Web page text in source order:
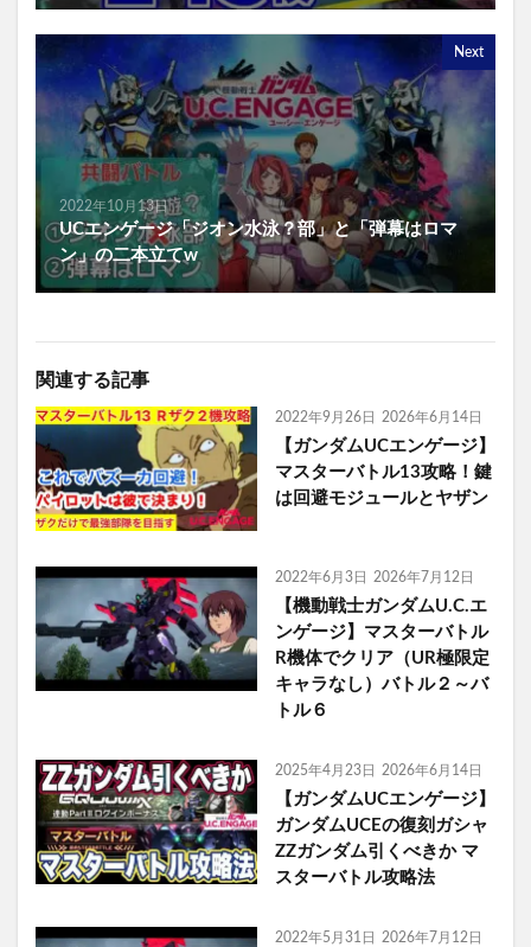
Next
2022年10月13日
UCエンゲージ「ジオン水泳？部」と「弾幕はロマ
ン」の二本立てw
関連する記事
2022年9月26日 2026年6月14日
【ガンダムUCエンゲージ】
マスターバトル13攻略！鍵
は回避モジュールとヤザン
2022年6月3日 2026年7月12日
【機動戦士ガンダムU.C.エ
ンゲージ】マスターバトル
R機体でクリア（UR極限定
キャラなし）バトル２～バ
トル６
2025年4月23日 2026年6月14日
【ガンダムUCエンゲージ】
ガンダムUCEの復刻ガシャ
ZZガンダム引くべきか マ
スターバトル攻略法
2022年5月31日 2026年7月12日